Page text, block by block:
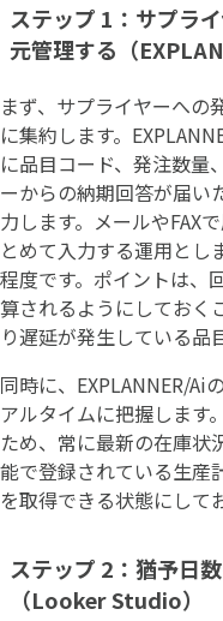
ステップ 1：サプラ
元管理する（
まず、サプライヤーへの
に集約します。
に品目コード、発注数量
ーからの納期回答が届い
力します。メールやFAX
とめて入力する運用とし
程度です。ポイントは、
算されるようにしておく
り遅延が発生している品
同時に、EXPLANNER/Ai
アルタイムに把握します
ため、常に最新の在庫状
能で登録されている生産
を取得できる状態にして
ステップ 2：猶予日
（Looker Studio）